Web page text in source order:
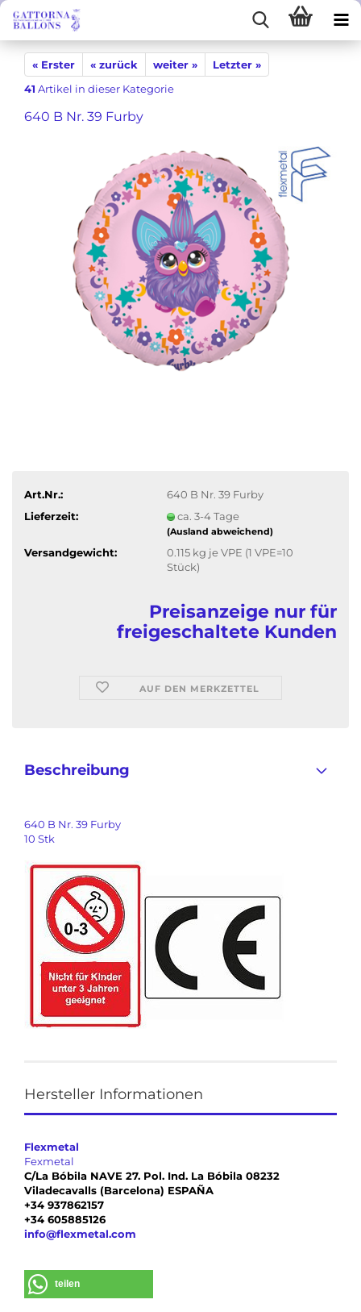
« Erster « zurück weiter »
Letzter »
41 Artikel in dieser Kategorie
640 B Nr. 39 Furby
Art.Nr.:
640 B Nr. 39 Furby
Lieferzeit:
ca. 3-4 Tage
(Ausland abweichend)
Versandgewicht: 0.115kg je VPE (1 VPE=10
Stück)
Preisanzeige nur für
freigeschaltete Kunden
AUF DEN MERKZETTEL
Beschreibung
640 B Nr. 39 Furby
10 Stk
Hersteller Informationen
Flexmetal
Fexmetal
C/La Bóbila NAVE 27. Pol. Ind. La Bóbila 08232
Viladecavalls (Barcelona) ESPAÑA
+34 937862157
+34 605885126
info@flexmetal.com
teilen